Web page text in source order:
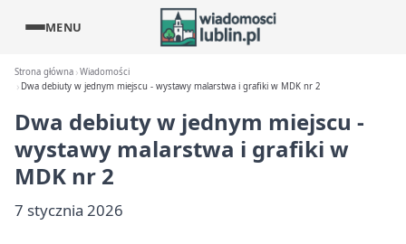
MENU
Strona główna Wiadomości
Dwa debiuty w jednym miejscu - wystawy malarstwa i grafiki w MDK nr 2
Dwa debiuty w jednym miejscu -
wystawy malarstwa i grafiki w
MDK nr 2
7 stycznia 2026